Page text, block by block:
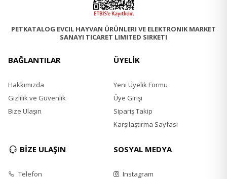
PETKATALOG EVCIL HAYVAN ÜRÜNLERI VE ELEKTRONIK MARKET
SANAYI TICARET LIMITED SIRKETI
BAĞLANTILAR
Hakkımızda
Gizlilik ve Güvenlik
Bize Ulaşın
ÜYELİK
Yeni Üyelik Formu
Üye Girişi
Sipariş Takip
Karşılaştırma Sayfası
BİZE ULAŞIN
Telefon
SOSYAL MEDYA
Instagram